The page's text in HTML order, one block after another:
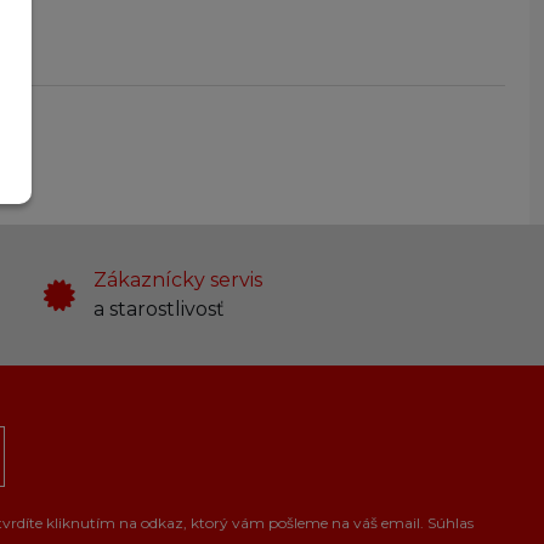
Zákaznícky servis
a starostlivosť
kliknutím na odkaz, ktorý vám pošleme na váš email. Súhlas